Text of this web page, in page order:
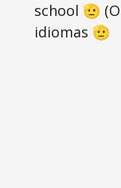
school 🫡
idiomas 🫡